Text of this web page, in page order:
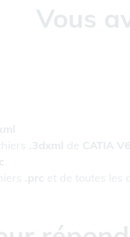
Vous
.3dxml de CATIA
.prc et de toutes les